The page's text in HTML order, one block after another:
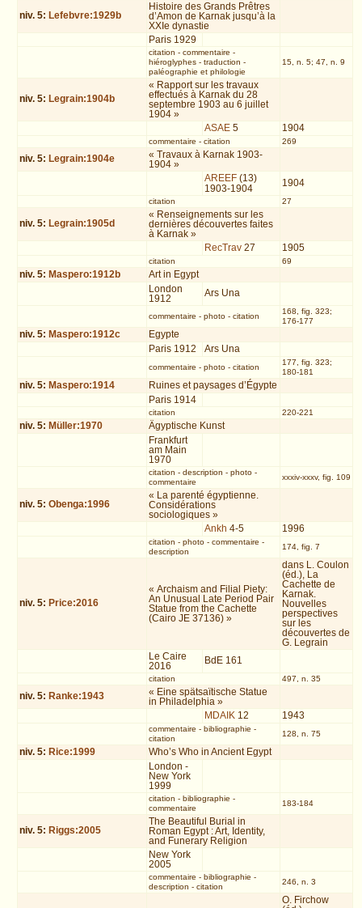
niv. 5: Lefebvre:1929b
Histoire des Grands Prêtres
d’Amon de Karnak jusqu’à la
XXIe dynastie
Paris 1929
citation - commentaire -
hiéroglyphes- traduction -
paléographie et philologie
15, n. 5; 47, n. 9
niv. 5: Legrain:1904b
« Rapport sur les travaux
effectués à Karnak du 28
septembre 1903 au 6 juillet
1904 »
ASAE 5 1904
commentaire - citation 269
niv. 5: Legrain:1904e
« Travaux à Karnak 1903-
1904 »
AREEF (13)
1903-1904
1904
citation 27
niv. 5: Legrain:1905d
« Renseignements sur les
dernières découvertes faites
à Karnak »
RecTrav 27 1905
citation 69
niv. 5: Maspero:1912b
Art in Egypt
London
1912
Ars Una
commentaire - photo- citation
168, fig. 323;
176-177
niv. 5: Maspero:1912c
Egypte
Paris 1912
Ars Una
commentaire - photo- citation
177, fig. 323;
180-181
niv. 5: Maspero:1914
Ruines et paysages d’Égypte
Paris 1914
citation 220-221
niv. 5: Müller:1970
Ägyptische Kunst
Frankfurt
am Main
1970
citation - description - photo-
commentaire
xxxiv-xxxv, fig. 109
niv. 5:Obenga:1996
« La parenté égyptienne.
Considérations
sociologiques »
Ankh 4-5 1996
citation - photo- commentaire -
description
174, fig. 7
niv. 5: Price:2016
« Archaism and Filial Piety:
An Unusual Late Period Pair
Statue from the Cachette
(Cairo JE 37136) »
dans L. Coulon
(éd.), La
Cachette de
Karnak.
Nouvelles
perspectives
sur les
découvertes de
G. Legrain
Le Caire
2016
BdE 161
citation 497, n. 35
niv. 5: Ranke:1943
« Eine spätsaïtische Statue
in Philadelphia »
MDAIK 12 1943
commentaire - bibliographie -
citation
128, n. 75
niv. 5: Rice:1999
Who’s Who in Ancient Egypt
London -
New York
1999
citation - bibliographie -
commentaire
183-184
niv. 5: Riggs:2005
The Beautiful Burial in
Roman Egypt : Art, Identity,
and Funerary Religion
New York
2005
commentaire - bibliographie -
description - citation
246, n. 3
O. Firchow